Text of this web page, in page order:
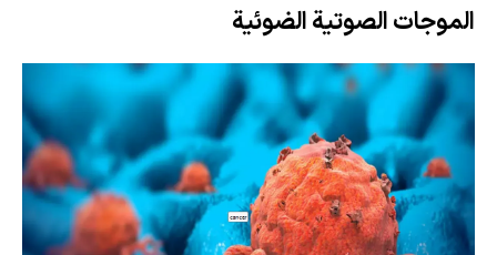
الموجات الصوتية الضوئية